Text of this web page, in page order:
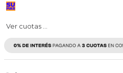
Ver cuotas ...